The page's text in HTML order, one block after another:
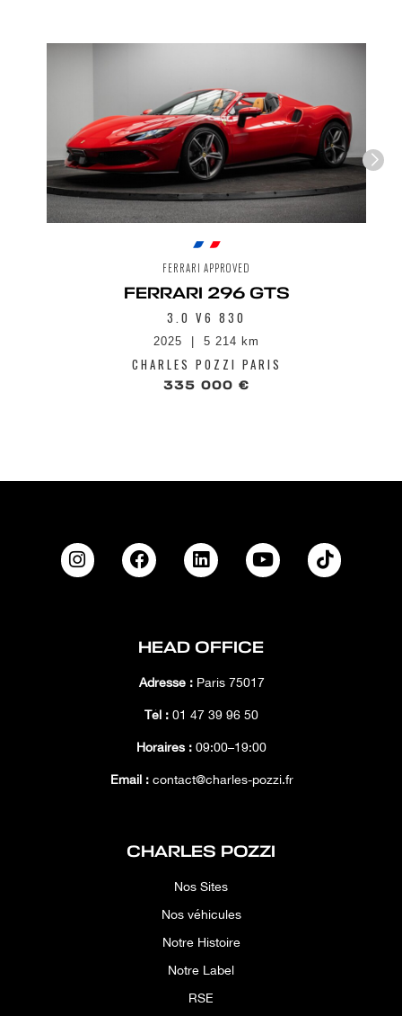
Envoyer
FERRARI APPROVED
FERRARI 296 GTS
3.0 V6 830
2025 5 214 km
CHARLES POZZI PARIS
335 000 €
HEAD OFFICE
Adresse :Paris 75017
Tél : 01 47 39 96 50
Horaires : 09:00–19:00
Email :contact@charles-pozzi.fr
CHARLES POZZI
Nos Sites
Nos véhicules
Notre Histoire
Notre Label
RSE